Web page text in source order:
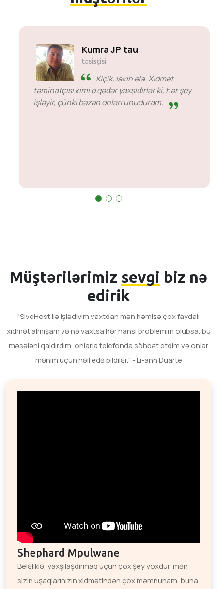
Solly Motsoane
Mogen Pty Ltd-nin təsisçisi və baş
SiveHost vaxtından əvvəl -
SiveHost adətən bir addım
irəlidədir və əsasən problemlərdən vaxtından
Müştərilərimiz sevgi biz nə
edirik
"SiveHost ilə işlədiyim vaxtdan mən həmişə çox faydalı
xidmət almışam və nə vaxtsa hər hansı problemim olubsa, bu
məsələni qaldırdım, onlarla telefonda söhbət etdim və onlar
mənim üçün həll edə bildilər." - Li-ann Duarte
Shephard Mpulwane
Beləliklə, yaxşılaşdırmaq üçün çox şey yoxdur, mən
sizin uşaqlarınızın xidmətindən çox məmnunam, buna